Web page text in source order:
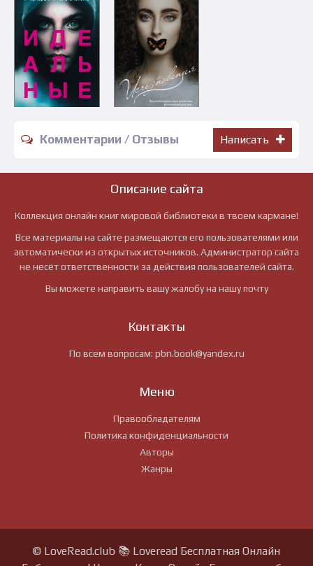
Комментарии / Отзывы Написать
Описание сайта
Коллекция онлайн книг мировой библиотеки в твоем кармане!
Все материалы на сайте размещаются его пользователями или
автоматически из открытых источников. Администратор сайта
не несёт ответственности за действия пользователей сайта.
Вы можете направить вашу жалобу на нашу почту
Контакты
По всем вопросам: pbn.book@yandex.ru
Меню
Правообладателям
Политика конфиденциальности
Авторы
Жанры
© LoveRead.club 📚 Loveread Бесплатная Онлайн